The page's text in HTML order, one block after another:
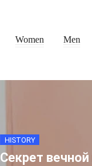
Women Men
HISTORY
Секрет